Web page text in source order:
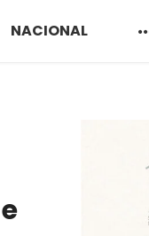
NACIONAL